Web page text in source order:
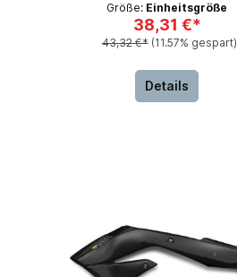
Größe: Einheitsgröße
38,31 €*
43,32 €* (11.57% gespart)
Details